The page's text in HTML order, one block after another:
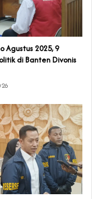
Agustus 2025, 9
di Banten Divonis